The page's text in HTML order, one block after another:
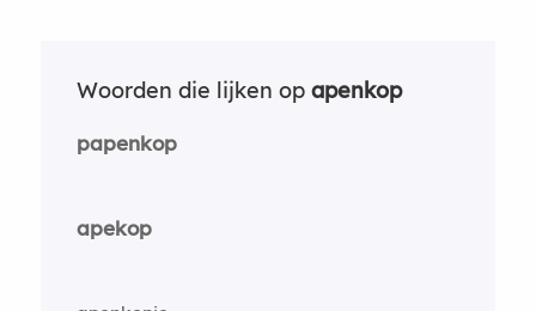
Woorden die lijken op apenkop
papenkop
apekop